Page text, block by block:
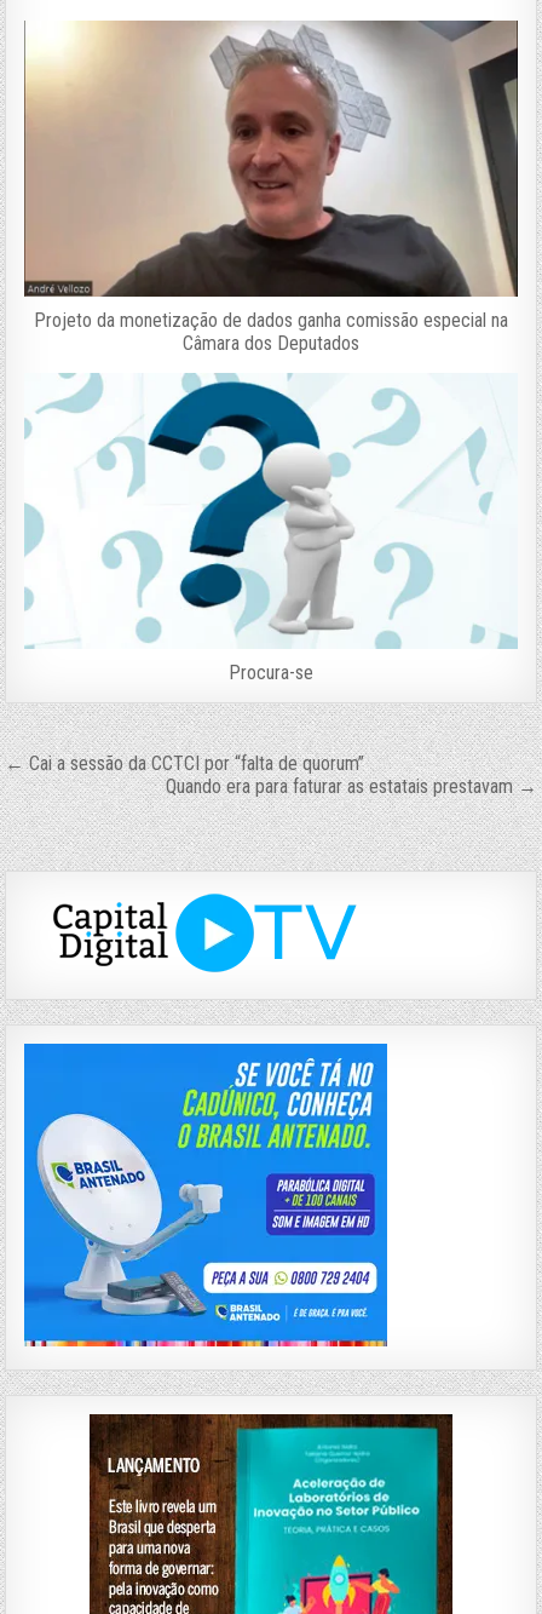
Projeto da monetização de dados ganha comissão especial na
Câmara dos Deputados
Procura-se
Navegação
de
Post
← Cai a sessão da CCTCI por “falta de quorum”
Quando era para faturar as estatais prestavam →